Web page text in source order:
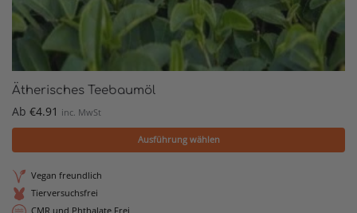
Ätherisches Teebaumöl
Ab €4.91 inc. MwSt
Ausführung wählen
Vegan freundlich
Tierversuchsfrei
CMR und Phthalate Frei